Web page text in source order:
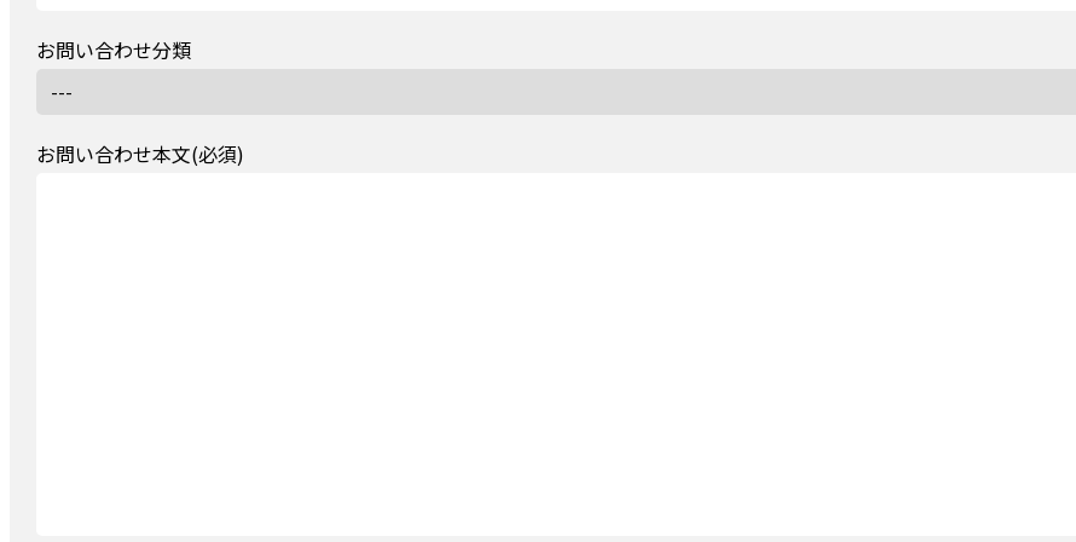
お問い合わせ分類
お問い合わせ本文(必須)